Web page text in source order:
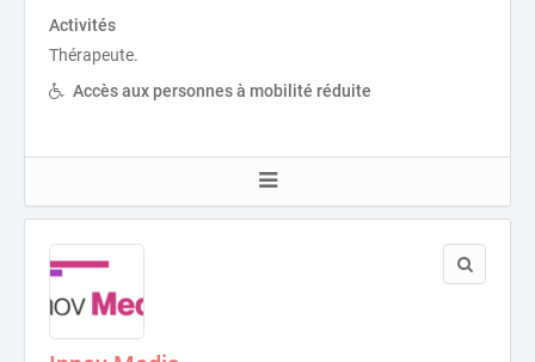
Activités
Thérapeute.
Accès aux personnes à mobilité réduite